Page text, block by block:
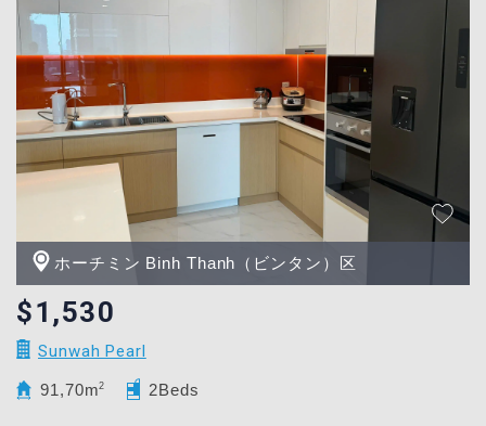
ホーチミン Binh Thanh（ビンタン）区
$1,530
Sunwah Pearl
91,70m2 2Beds